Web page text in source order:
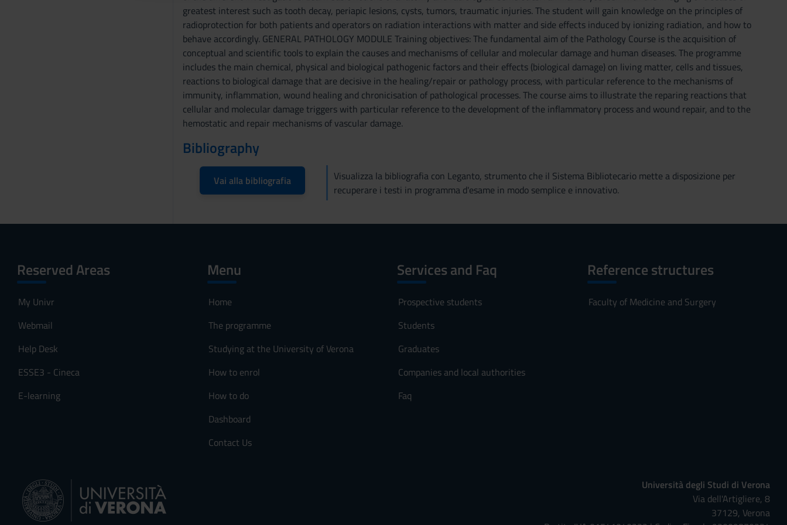
greatest interest such as tooth decay, periapic lesions, cysts, tumors, traumatic injuries. The student will gain knowledge on the principles of
radioprotection for both patients and operators on radiation interactions with matter and side effects induced by ionizing radiation, and how to
behave accordingly. GENERAL PATHOLOGY MODULE Training objectives: The fundamental aim of the Pathology Course is the acquisition of
conceptual and scientific tools to explain the causes and mechanisms of cellular and molecular damage and human diseases. The programme
includes the main chemical, physical and biological pathogenic factors and their effects (biological damage) on living matter, cells and tissues,
reactions to biological damage that are decisive in the healing/repair or pathology process, with particular reference to the mechanisms of
immunity, inflammation, wound healing and chronicisation of pathological processes. The course aims to illustrate the reparing reactions that
cellular and molecular damage triggers with particular reference to the development of the inflammatory process and wound repair, and to the
hemostatic and repair mechanisms of vascular damage.
Bibliography
Vai alla bibliografia
Visualizza la bibliografia con Leganto, strumento che il Sistema Bibliotecario mette a disposizione per
recuperare i testi in programma d'esame in modo semplice e innovativo.
Reserved Areas
My Univr
Webmail
Help Desk
ESSE3 - Cineca
E-learning
Menu
Home
The programme
Studying at the University of Verona
How to enrol
How to do
Dashboard
Contact Us
Services and Faq
Prospective students
Students
Graduates
Companies and local authorities
Faq
Reference structures
Faculty of Medicine and Surgery
Università degli Studi di Verona
Via dell'Artigliere, 8
37129, Verona